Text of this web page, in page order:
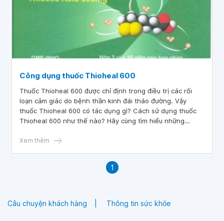
Công dụng thuốc Thioheal 600
Thuốc Thioheal 600 được chỉ định trong điều trị các rối
loạn cảm giác do bệnh thần kinh đái tháo đường. Vậy
thuốc Thioheal 600 có tác dụng gì? Cách sử dụng thuốc
Thioheal 600 như thế nào? Hãy cùng tìm hiểu những
đây.
Xem thêm
1
Câu chuyện khách hàng Thông tin sức khỏe